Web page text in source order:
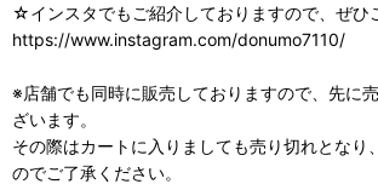
☆インスタでもご紹介しておりますので、ぜ
https://www.instagram.com/donumo7110/
※店舗でも同時に販売しておりますので、先に
ざいます。
その際はカートに入りましても売り切れとなり
のでご了承ください。